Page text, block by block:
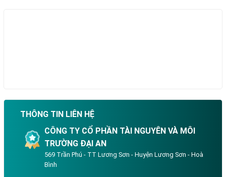
THÔNG TIN LIÊN HỆ
CÔNG TY CỔ PHẦN TÀI NGUYÊN VÀ MÔI
TRƯỜNG ĐẠI AN
569 Trần Phú - TT Lương Sơn - Huyện Lương Sơn - Hoà
Bình